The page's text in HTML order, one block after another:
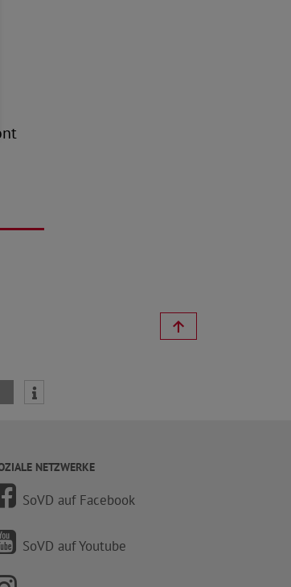
NETZWERKE
SoVD auf Facebook
SoVD auf Youtube